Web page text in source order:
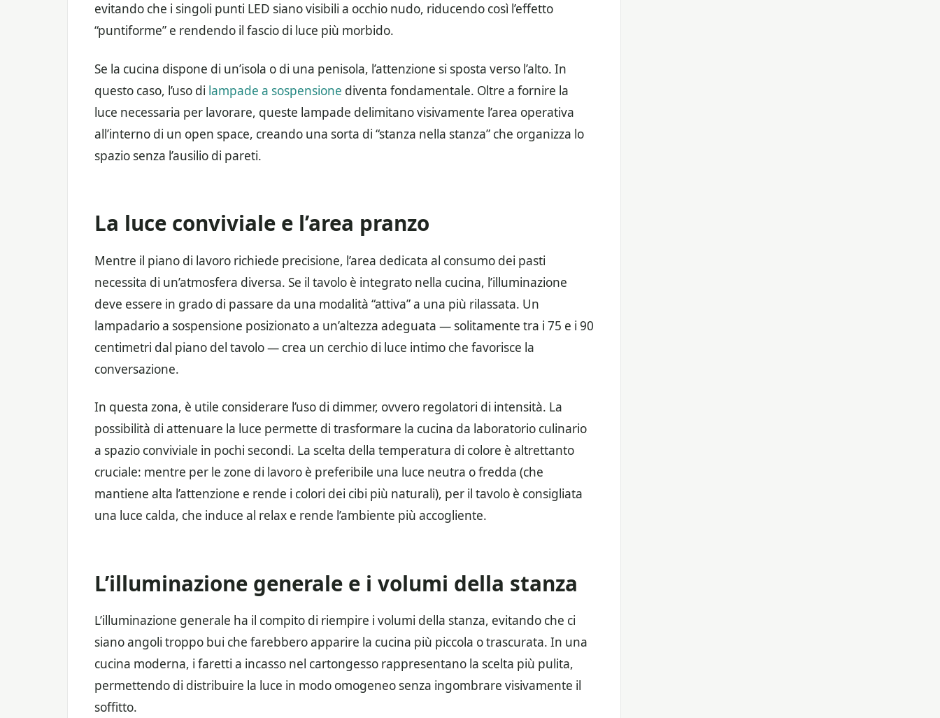
evitando che i singoli punti LED siano visibili a occhio nudo, riducendo così l’effetto
“puntiforme” e rendendo il fascio di luce più morbido.
Se la cucina dispone di un’isola o di una penisola, l’attenzione si sposta verso l’alto. In
questo caso, l’uso di lampade a sospensione diventa fondamentale. Oltre a fornire la
luce necessaria per lavorare, queste lampade delimitano visivamente l’area operativa
all’interno di un open space, creando una sorta di “stanza nella stanza” che organizza lo
spazio senza l’ausilio di pareti.
La luce conviviale e l’area pranzo
Mentre il piano di lavoro richiede precisione, l’area dedicata al consumo dei pasti
necessita di un’atmosfera diversa. Se il tavolo è integrato nella cucina, l’illuminazione
deve essere in grado di passare da una modalità “attiva” a una più rilassata. Un
lampadario a sospensione posizionato a un’altezza adeguata — solitamente tra i 75 e i 90
centimetri dal piano del tavolo — crea un cerchio di luce intimo che favorisce la
conversazione.
In questa zona, è utile considerare l’uso di dimmer, ovvero regolatori di intensità. La
possibilità di attenuare la luce permette di trasformare la cucina da laboratorio culinario
a spazio conviviale in pochi secondi. La scelta della temperatura di colore è altrettanto
cruciale: mentre per le zone di lavoro è preferibile una luce neutra o fredda (che
mantiene alta l’attenzione e rende i colori dei cibi più naturali), per il tavolo è consigliata
una luce calda, che induce al relax e rende l’ambiente più accogliente.
L’illuminazione generale e i volumi della stanza
L’illuminazione generale ha il compito di riempire i volumi della stanza, evitando che ci
siano angoli troppo bui che farebbero apparire la cucina più piccola o trascurata. In una
cucina moderna, i faretti a incasso nel cartongesso rappresentano la scelta più pulita,
permettendo di distribuire la luce in modo omogeneo senza ingombrare visivamente il
soffitto.